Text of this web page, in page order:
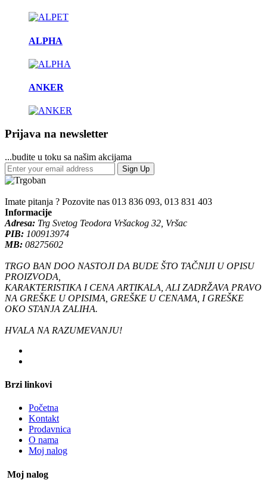
ALPHA
ANKER
Prijava na newsletter
...budite u toku sa našim akcijama
Sign Up
Imate pitanja ? Pozovite nas 013 836 093, 013 831 403
Informacije
Adresa: Trg Svetog Teodora Vršackog 32, Vršac
PIB: 100913974
MB: 08275602
TRGO BAN DOO NASTOJI DA BUDE ŠTO TAČNIJI U OPISU
PROIZVODA,
KARAKTERISTIKA I CENA ARTIKALA, ALI ZADRŽAVA PRAVO
NA GREŠKE U OPISIMA, GREŠKE U CENAMA, I GREŠKE
OKO STANJA ZALIHA.
HVALA NA RAZUMEVANJU!
Brzi linkovi
Početna
Kontakt
Prodavnica
O nama
Moj nalog
Moj nalog